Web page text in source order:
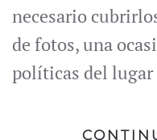
necesario
de fotos, una
políticas del lugar